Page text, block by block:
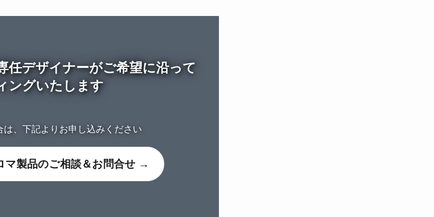
任デザイナーがご希望に沿って
ングいたします
、下記よりお申し込みください
マ製品のご相談＆お問合せ →